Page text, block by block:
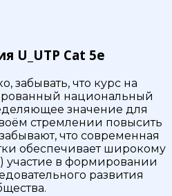
U_UTP Cat 5e
забывать, что курс на
национальный
значение для
стремлении повысить
что современная
обеспечивает широкому
участие в формировании
развития